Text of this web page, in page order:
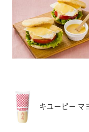
キユーピー マ